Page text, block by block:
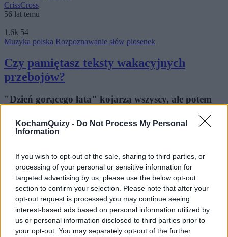
KochamQuizy - Do Not Process My Personal
Information
If you wish to opt-out of the sale, sharing to third parties, or
processing of your personal or sensitive information for
targeted advertising by us, please use the below opt-out
section to confirm your selection. Please note that after your
opt-out request is processed you may continue seeing
interest-based ads based on personal information utilized by
us or personal information disclosed to third parties prior to
your opt-out. You may separately opt-out of the further
CrissCross
56 lat temu
1.6k 54
Muzyka polska Rozpoznawanie słów piosenek
Czy pamiętasz teksty wakacyjnych
przebojów?
"Dzień gorącego lata" kojarzą wszyscy, ale potem
Wyszukiwarka
Szukaj:
Polecamy
Quizy Psychotesty Quizy dla dzieci Zagadki Test na IQ Quizy o książkach Quiz o Europie